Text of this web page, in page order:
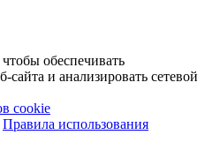
обеспечивать
и анализировать сетевой
cookie
Правила использования